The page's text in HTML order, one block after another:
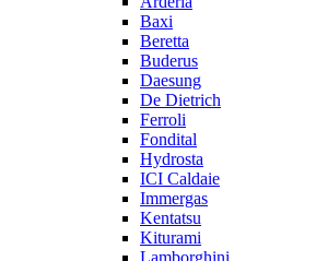
Baxi
Beretta
Buderus
Daesung
De Dietrich
Ferroli
Fondital
Hydrosta
ICI Caldaie
Immergas
Kentatsu
Kiturami
Lamborghini